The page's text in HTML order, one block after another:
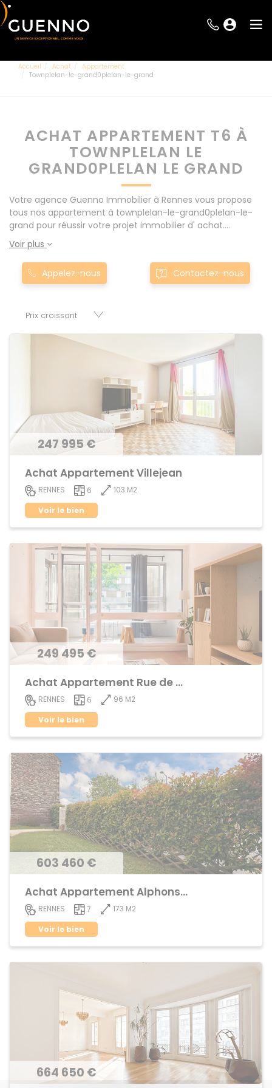
Accueil Achat
Appartement
Townplelan-le-grand0plelan-le-grand
ACHAT APPARTEMENT T6 À
TOWNPLELAN LE
GRAND0PLELAN LE GRAND
Votre agence Guenno Immobilier à Rennes vous propose
tous nos appartement à townplelan-le-grand0plelan-le-
grand pour réussir votre projet immobilier d' achat.
Consultez l'ensemble de nos offres à Rennes mais
également aux alentours : Le Rheu, Pacé, Montgermont...
Nos appartement T6 à townplelan-le-grand0plelan-le-
grand sont proposés au meilleur prix du marché pour
cessions de baux, fonds de commerces, appartements,
Voir plus
Appelez-nous Contactez-nous
247 995 €
Achat Appartement Villejean
RENNES 6
103 M2
Voir le bien
249 495 €
Achat Appartement Rue de Nantes
RENNES 6
96 M2
Voir le bien
603 460 €
Achat Appartement Alphonse Guerin
RENNES 7
173 M2
Voir le bien
664 650 €